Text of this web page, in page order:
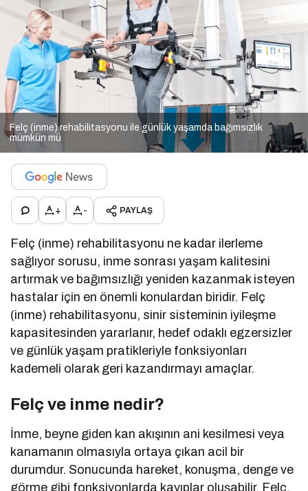
Felç (inme) rehabilitasyonu ile günlük yaşamda bağımsızlık
mümkün mü
+ - PAYLAŞ
Felç (inme) rehabilitasyonu ne kadar ilerleme
sağlıyor sorusu, inme sonrası yaşam kalitesini
artırmak ve bağımsızlığı yeniden kazanmak isteyen
hastalar için en önemli konulardan biridir. Felç
(inme) rehabilitasyonu, sinir sisteminin iyileşme
kapasitesinden yararlanır, hedef odaklı egzersizler
ve günlük yaşam pratikleriyle fonksiyonları
kademeli olarak geri kazandırmayı amaçlar.
Felç ve inme nedir?
İnme, beyne giden kan akışının ani kesilmesi veya
kanamanın olmasıyla ortaya çıkan acil bir
durumdur. Sonucunda hareket, konuşma, denge ve
görme gibi fonksiyonlarda kayıplar oluşabilir. Felç,